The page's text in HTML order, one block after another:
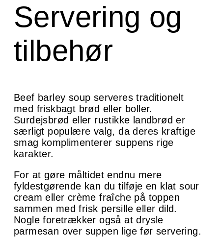
Servering og
tilbehør
Beef barley soup serveres traditionelt
med friskbagt brød eller boller.
Surdejsbrød eller rustikke landbrød er
særligt populære valg, da deres kraftige
smag komplimenterer suppens rige
karakter.
For at gøre måltidet endnu mere
fyldestgørende kan du tilføje en klat sour
cream eller crème fraîche på toppen
sammen med frisk persille eller dild.
Nogle foretrækker også at drysle
parmesan over suppen lige før servering.